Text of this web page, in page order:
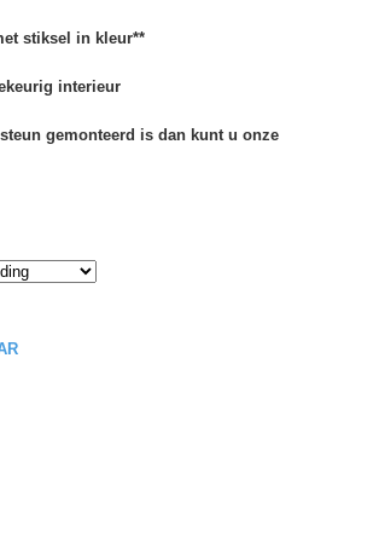
stiksel in kleur**
interieur
gemonteerd is dan kunt u onze